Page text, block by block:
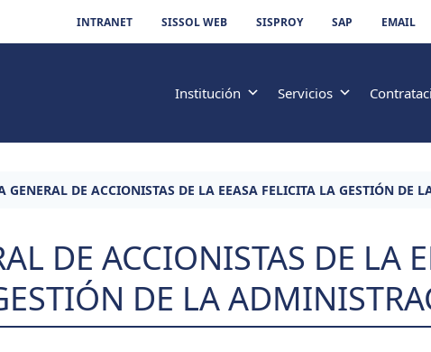
INTRANET SISSOL WEB SISPROY SAP EMAIL
Institución Servicios
GENERAL DE ACCIONISTAS DE LA EEASA FELICITA LA GESTIÓN DE
DE ACCIONISTAS DE LA
DE LA